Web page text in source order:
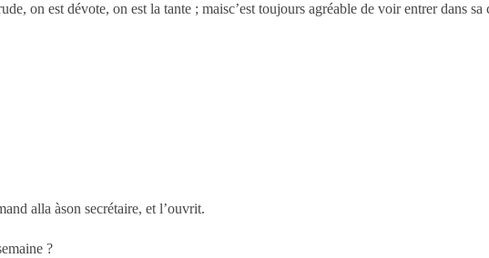
on est dévote, on est la tante ; maisc’est toujours agréable de voir entrer dans sa
alla àson secrétaire, et l’ouvrit.
?